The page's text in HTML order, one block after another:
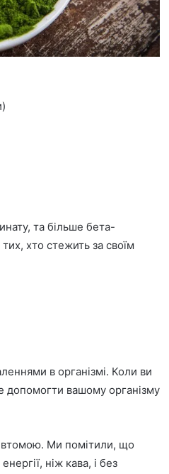
та більше бета-
хто стежить за своїм
в організмі. Коли ви
допомогти вашому організму
втомою. Ми помітили, що
ніж кава, і без